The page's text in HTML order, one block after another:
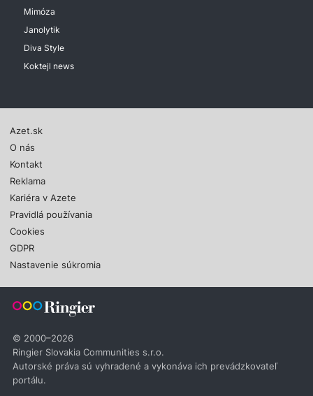
Mimóza
Janolytik
Diva Style
Koktejl news
Azet.sk
O nás
Kontakt
Reklama
Kariéra v Azete
Pravidlá používania
Cookies
GDPR
Nastavenie súkromia
© 2000–2026
Ringier Slovakia Communities s.r.o.
Autorské práva sú vyhradené a vykonáva ich prevádzkovateľ
portálu.